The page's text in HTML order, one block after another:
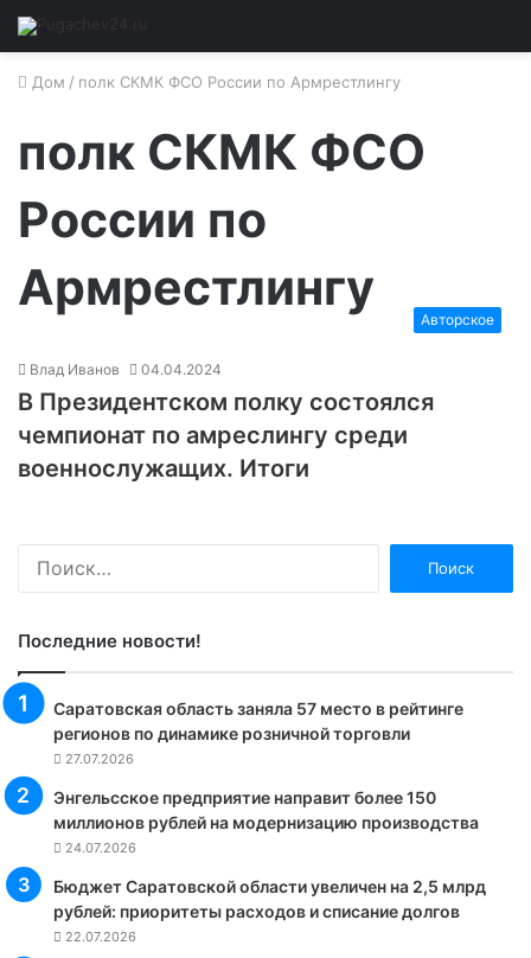
Дом / полк СКМК ФСО России по Армрестлингу
полк СКМК ФСО
России по
Армрестлингу
Авторское
Влад Иванов 04.04.2024
В Президентском полку состоялся
чемпионат по амреслингу среди
военнослужащих. Итоги
Последние новости!
Саратовская область заняла 57 место в рейтинге
регионов по динамике розничной торговли
27.07.2026
Энгельсское предприятие направит более 150
миллионов рублей на модернизацию производства
24.07.2026
Бюджет Саратовской области увеличен на 2,5 млрд
рублей: приоритеты расходов и списание долгов
22.07.2026